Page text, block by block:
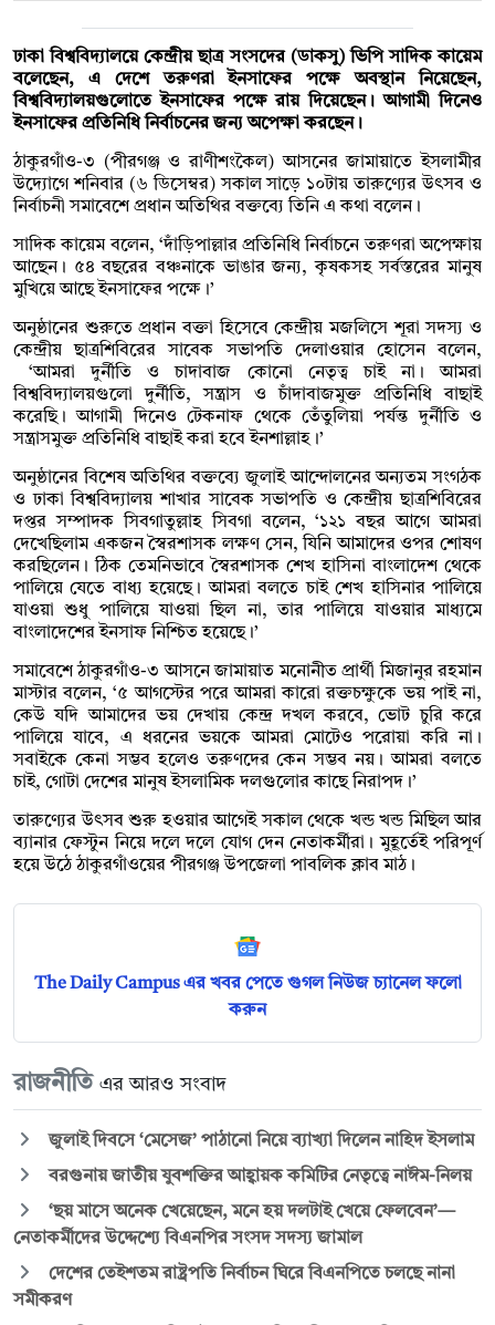
ঢাকা বিশ্ববিদ্যালয়ে কেন্দ্রীয় ছাত্র সংসদের (ডাকসু) ভিপি সাদিক কায়েম
বলেছেন, এ দেশে তরুণরা ইনসাফের পক্ষে অবস্থান নিয়েছেন,
বিশ্ববিদ্যালয়গুলোতে ইনসাফের পক্ষে রায় দিয়েছেন। আগামী দিনেও
ইনসাফের প্রতিনিধি নির্বাচনের জন্য অপেক্ষা করছেন।
ঠাকুরগাঁও-৩ (পীরগঞ্জ ও রাণীশংকৈল) আসনের জামায়াতে ইসলামীর
উদ্যোগে শনিবার (৬ ডিসেম্বর) সকাল সাড়ে ১০টায় তারুণ্যের উৎসব ও
নির্বাচনী সমাবেশে প্রধান অতিথির বক্তব্যে তিনি এ কথা বলেন।
সাদিক কায়েম বলেন, ‘দাঁড়িপাল্লার প্রতিনিধি নির্বাচনে তরুণরা অপেক্ষায়
আছেন। ৫৪ বছরের বঞ্চনাকে ভাঙার জন্য, কৃষকসহ সর্বস্তরের মানুষ
মুখিয়ে আছে ইনসাফের পক্ষে।’
অনুষ্ঠানের শুরুতে প্রধান বক্তা হিসেবে কেন্দ্রীয় মজলিসে শূরা সদস্য ও
কেন্দ্রীয় ছাত্রশিবিরের সাবেক সভাপতি দেলাওয়ার হোসেন বলেন,
‘আমরা দুর্নীতি ও চাদাবাজ কোনো নেতৃত্ব চাই না। আমরা
বিশ্ববিদ্যালয়গুলো দুর্নীতি, সন্ত্রাস ও চাঁদাবাজমুক্ত প্রতিনিধি বাছাই
করেছি। আগামী দিনেও টেকনাফ থেকে তেঁতুলিয়া পর্যন্ত দুর্নীতি ও
সন্ত্রাসমুক্ত প্রতিনিধি বাছাই করা হবে ইনশাল্লাহ।’
অনুষ্ঠানের বিশেষ অতিথির বক্তব্যে জুলাই আন্দোলনের অন্যতম সংগঠক
ও ঢাকা বিশ্ববিদ্যালয় শাখার সাবেক সভাপতি ও কেন্দ্রীয় ছাত্রশিবিরের
দপ্তর সম্পাদক সিবগাতুল্লাহ সিবগা বলেন, ‘১২১ বছর আগে আমরা
দেখেছিলাম একজন স্বৈরশাসক লক্ষণ সেন, যিনি আমাদের ওপর শোষণ
করছিলেন। ঠিক তেমনিভাবে স্বৈরশাসক শেখ হাসিনা বাংলাদেশ থেকে
পালিয়ে যেতে বাধ্য হয়েছে। আমরা বলতে চাই শেখ হাসিনার পালিয়ে
যাওয়া শুধু পালিয়ে যাওয়া ছিল না, তার পালিয়ে যাওয়ার মাধ্যমে
বাংলাদেশের ইনসাফ নিশ্চিত হয়েছে।’
সমাবেশে ঠাকুরগাঁও-৩ আসনে জামায়াত মনোনীত প্রার্থী মিজানুর রহমান
মাস্টার বলেন, ‘৫ আগস্টের পরে আমরা কারো রক্তচক্ষুকে ভয় পাই না,
কেউ যদি আমাদের ভয় দেখায় কেন্দ্র দখল করবে, ভোট চুরি করে
পালিয়ে যাবে, এ ধরনের ভয়কে আমরা মোটেও পরোয়া করি না।
সবাইকে কেনা সম্ভব হলেও তরুণদের কেন সম্ভব নয়। আমরা বলতে
চাই, গোটা দেশের মানুষ ইসলামিক দলগুলোর কাছে নিরাপদ।’
তারুণ্যের উৎসব শুরু হওয়ার আগেই সকাল থেকে খন্ড খন্ড মিছিল আর
ব্যানার ফেস্টুন নিয়ে দলে দলে যোগ দেন নেতাকর্মীরা। মুহূর্তেই পরিপূর্ণ
হয়ে উঠে ঠাকুরগাঁওয়ের পীরগঞ্জ উপজেলা পাবলিক ক্লাব মাঠ।
The Daily Campus এর খবর পেতে গুগল নিউজ চ্যানেল ফলো
করুন
রাজনীতি এর আরও সংবাদ
জুলাই দিবসে ‘মেসেজ’ পাঠানো নিয়ে ব্যাখ্যা দিলেন নাহিদ ইসলাম
বরগুনায় জাতীয় যুবশক্তির আহ্বায়ক কমিটির নেতৃত্বে নাঈম-নিলয়
‘ছয় মাসে অনেক খেয়েছেন, মনে হয় দলটাই খেয়ে ফেলবেন’—
নেতাকর্মীদের উদ্দেশ্যে বিএনপির সংসদ সদস্য জামাল
দেশের তেইশতম রাষ্ট্রপতি নির্বাচন ঘিরে বিএনপিতে চলছে নানা
সমীকরণ